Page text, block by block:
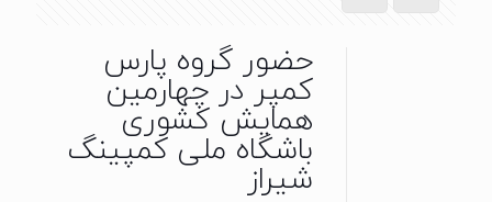
حضور گروه پارس
کمپر در چهارمین
همایش کشوری
باشگاه ملی کمپینگ
شیراز